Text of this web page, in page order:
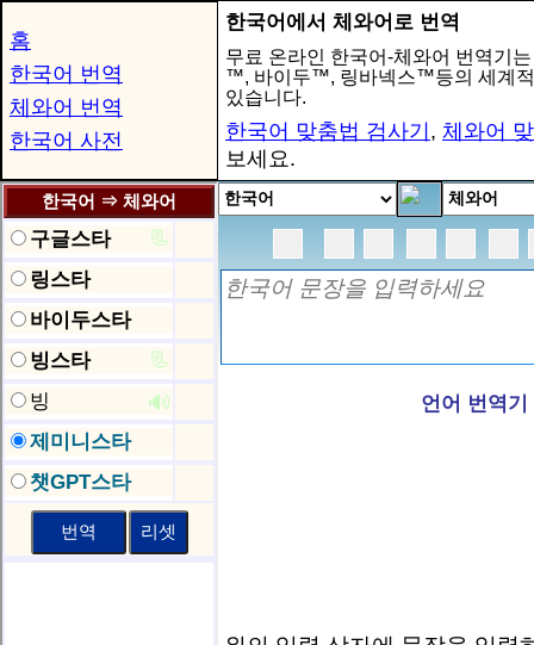
홈
한국어 번역
체와어 번역
한국어 사전
한국어에서 체와어로 번역
무료 온라인 한국어-체와어 번역기
™, 바이두™, 링바넥스™등의 세계적
있습니다.
한국어 맞춤법 검사기 , 체와어
보세요.